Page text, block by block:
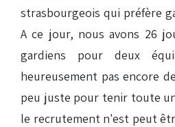
strasbourgeois qui préfère
A ce jour, nous avons 26
gardiens pour deux
heureusement pas encore
peu juste pour tenir toute
le recrutement n'est peut